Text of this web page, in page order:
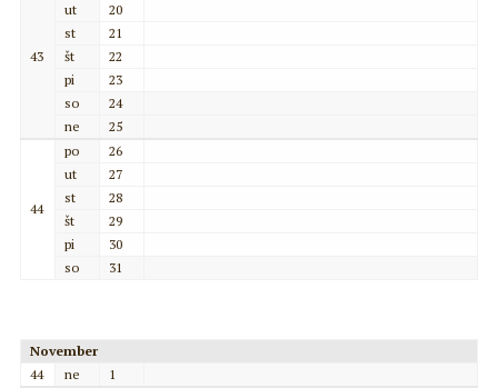
43
ut
20
st
21
št
22
pi
23
so
24
ne
25
44
po
26
ut
27
st
28
št
29
pi
30
so
31
November
44
ne 1